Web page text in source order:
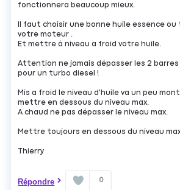
fonctionnera beaucoup mieux.
Il faut choisir une bonne huile essence
votre moteur .
Et mettre à niveau a froid votre huile.
Attention ne jamais dépasser les 2 barres
pour un turbo diesel !
Mis a froid le niveau d'huile va un peu
mettre en dessous du niveau max.
A chaud ne pas dépasser le niveau max.
Mettre toujours en dessous du niveau
Thierry
Répondre 0